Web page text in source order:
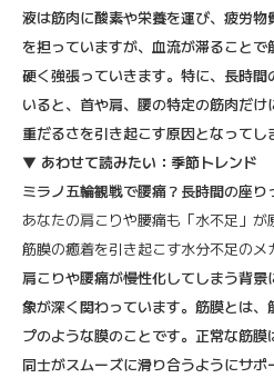
液は筋肉に酸素や栄養を運び、疲労
を担っていますが、血流が滞ること
硬く強張っていきます。特に、長時
いると、首や肩、腰の特定の筋肉だ
重だるさを引き起こす原因となってし
▼ あわせて読みたい：季節トレンド
ミラノ五輪観戦で腰痛？長時間の座
あなたの肩こりや腰痛も「水不足」が
筋膜の癒着を引き起こす水分不足のメ
肩こりや腰痛が慢性化してしまう背
象が深く関わっています。筋膜とは
プのような膜のことです。正常な筋
同士がスムーズに滑り合うようにサ